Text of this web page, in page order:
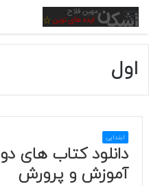
منو
اول
ابتدایی
دانلود کتاب های
آموزش و پرورش